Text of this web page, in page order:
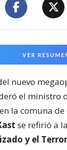
VER
nuevo
el ministro
la comuna
se refirió a la
y el